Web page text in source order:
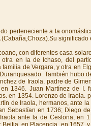
perteneciente a la
(Cabaña,Choza).Su
con diferentes casa
otra en la de Ichaso, del
familia de Vergara, y otra en
También hubo
de Iraola, padre de
1346. Juan Martínez de
en 1354. Lorenzo de Iraola.
de Iraola, hermanos, ante
Sebastían en 1736; Diego
ante la de Cestona, en
Beitia, en Placencia, en 1657,